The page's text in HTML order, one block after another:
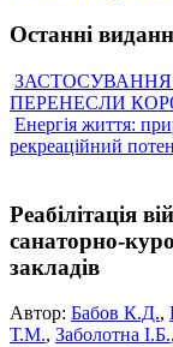
Останні
ЗАСТОСУВАННЯ
ПЕРЕНЕСЛИ
Енергія життя:
рекреаційний
Реабілітація
санаторно-
закладів
Автор: Бабов К.Д.,
Т.М., Заболотна І.Б.,